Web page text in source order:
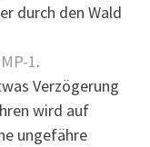
durch den Wald
1.
Verzögerung
wird auf
ungefähre